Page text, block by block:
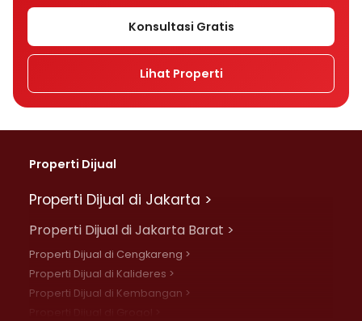
Konsultasi Gratis
Lihat Properti
Properti Dijual
Properti Dijual di Jakarta >
Properti Dijual di Jakarta Barat >
Properti Dijual di Cengkareng >
Properti Dijual di Kalideres >
Properti Dijual di Kembangan >